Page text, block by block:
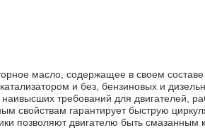
масло, содержащее в своем
и без, бензиновых и
наивысших требований для
свойствам гарантирует быструю
позволяют двигателю быть смазанным